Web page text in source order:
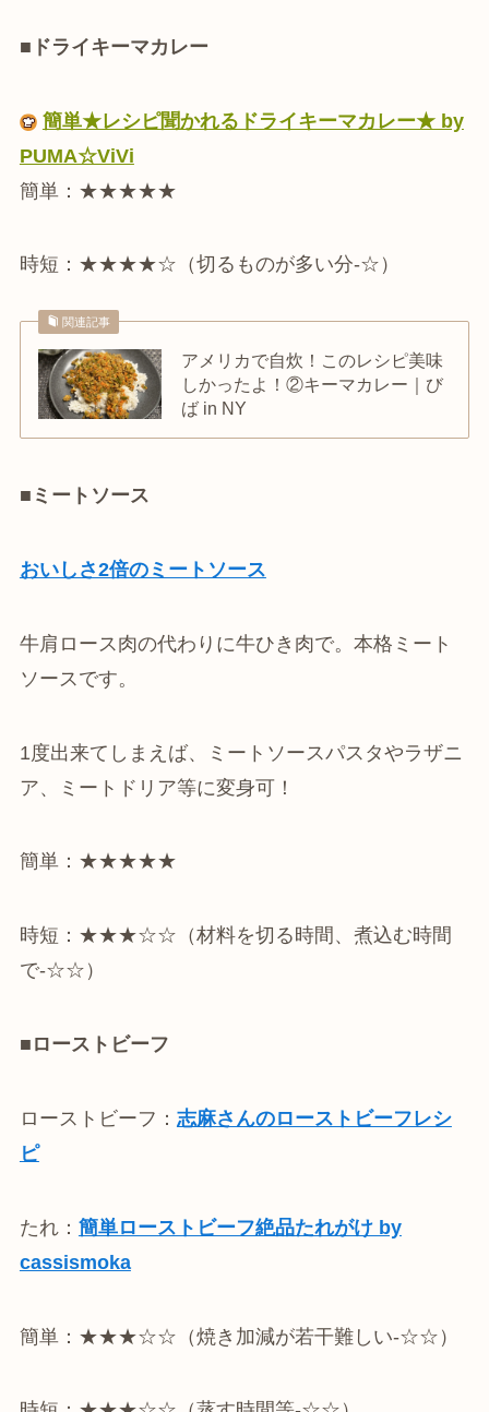
■ドライキーマカレー
簡単★レシピ聞かれるドライキーマカレー★ by
PUMA☆ViVi
簡単：★★★★★
時短：★★★★☆（切るものが多い分-☆）
関連記事
アメリカで自炊！このレシピ美味
しかったよ！②キーマカレー｜び
ば in NY
■ミートソース
おいしさ2倍のミートソース
牛肩ロース肉の代わりに牛ひき肉で。本格ミート
ソースです。
1度出来てしまえば、ミートソースパスタやラザニ
ア、ミートドリア等に変身可！
簡単：★★★★★
時短：★★★☆☆（材料を切る時間、煮込む時間
で-☆☆）
■ローストビーフ
ローストビーフ： 志麻さんのローストビーフレシ
ピ
たれ： 簡単ローストビーフ絶品たれがけ by
cassismoka
簡単：★★★☆☆（焼き加減が若干難しい-☆☆）